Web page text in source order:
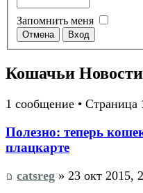
Запомнить меня
Кошачьи Новости
1 сообщение • Страница
Полезно: теперь
плацкарте
catsreg » 23 окт 2015,